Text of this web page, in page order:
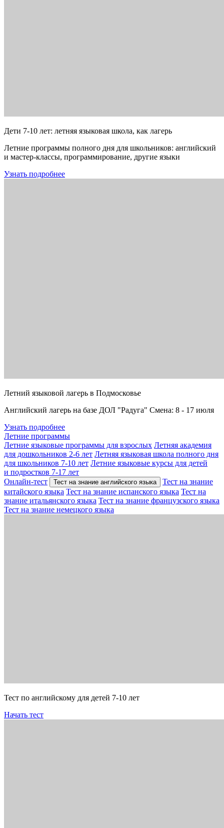
Дети 7-10 лет: летняя языковая школа, как лагерь
Летние программы полного дня для школьников: английский
и мастер-классы, программирование, другие языки
Узнать подробнее
Летний языковой лагерь в Подмосковье
Английский лагерь на базе ДОЛ "Радуга" Смена: 8 - 17 июля
Узнать подробнее
Летние программы
Летние языковые программы для взрослых Летняя академия
для дошкольников 2-6 лет Летняя языковая школа полного дня
для школьников 7-10 лет Летние языковые курсы для детей
и подростков 7-17 лет
Онлайн-тест
Тест на знание английского языка
Тест на знание
китайского языка Тест на знание испанского языка Тест на
знание итальянского языка Тест на знание французского языка
Тест на знание немецкого языка
Тест по английскому для детей 7-10 лет
Начать тест